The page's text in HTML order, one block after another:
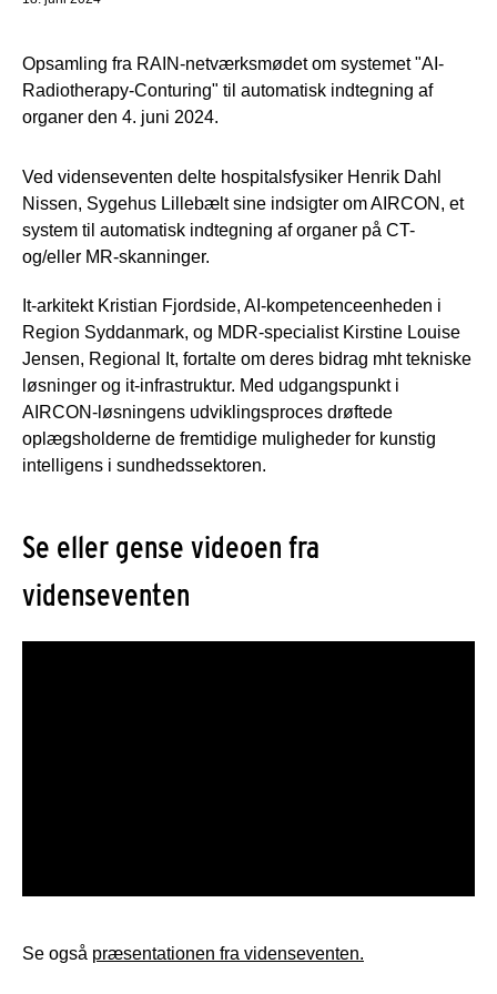
Opsamling fra RAIN-netværksmødet om systemet "AI-
Radiotherapy-Conturing" til automatisk indtegning af
organer den 4. juni 2024.
Ved videnseventen delte hospitalsfysiker Henrik Dahl
Nissen, Sygehus Lillebælt sine indsigter om AIRCON, et
system til automatisk indtegning af organer på CT-
og/eller MR-skanninger.
It-arkitekt Kristian Fjordside, AI-kompetenceenheden i
Region Syddanmark, og MDR-specialist Kirstine Louise
Jensen, Regional It, fortalte om deres bidrag mht tekniske
løsninger og it-infrastruktur. Med udgangspunkt i
AIRCON-løsningens udviklingsproces drøftede
oplægsholderne de fremtidige muligheder for kunstig
intelligens i sundhedssektoren.
Se eller gense videoen fra
videnseventen
Se også præsentationen fra videnseventen.